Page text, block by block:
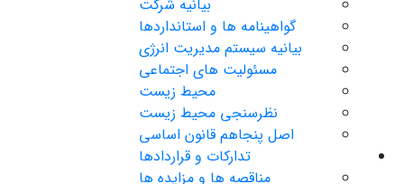
بیانیه شرکت
گواهینامه ها و استانداردها
بیانیه سیستم مدیریت انرژی
مسئولیت های اجتماعی
محیط زیست
نظرسنجی محیط زیست
اصل پنجاهم قانون اساسی
تدارکات و قراردادها
مناقصه ها و مزایده ها